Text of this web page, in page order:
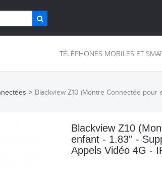
TÉLÉPHONES MOBILES ET
> Blackview Z10 (Montre Connectée pour
Blackview Z10
enfant - 1.83'' -
Appels Vidéo 4G -